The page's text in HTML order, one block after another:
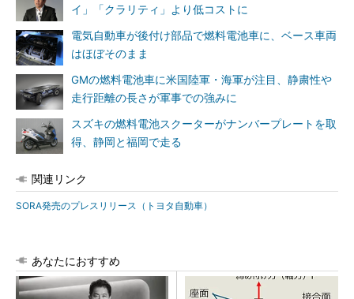
イ」「クラリティ」より低コストに
電気自動車が後付け部品で燃料電池車に、ベース車両
はほぼそのまま
GMの燃料電池車に米国陸軍・海軍が注目、静粛性や
走行距離の長さが軍事での強みに
スズキの燃料電池スクーターがナンバープレートを取
得、静岡と福岡で走る
関連リンク
SORA発売のプレスリリース（トヨタ自動車）
あなたにおすすめ